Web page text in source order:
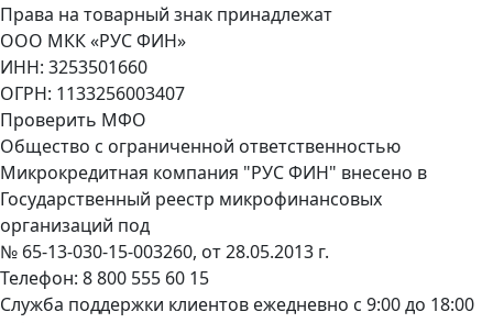
Права на товарный знак принадлежат
ООО МКК «РУС ФИН»
ИНН: 3253501660
ОГРН: 1133256003407
Проверить МФО
Общество с ограниченной ответственностью
Микрокредитная компания "РУС ФИН" внесено в
Государственный реестр микрофинансовых
организаций под
№ 65-13-030-15-003260, от 28.05.2013 г.
Телефон: 8 800 555 60 15
Служба поддержки клиентов ежедневно с 9:00 до 18:00